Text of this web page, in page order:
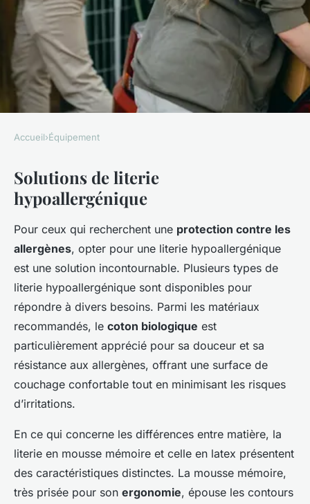
ÉQUIPEMENT
Literie pour personnes
allergiques : quelles solutions
?
Léon •25 mars 2025 • 4 min de lecture
Accueil›Équipement
Solutions de literie
hypoallergénique
Pour ceux qui recherchent une protection contre les
allergènes, opter pour une literie hypoallergénique
est une solution incontournable. Plusieurs types de
literie hypoallergénique sont disponibles pour
répondre à divers besoins. Parmi les matériaux
recommandés, le coton biologique est
particulièrement apprécié pour sa douceur et sa
résistance aux allergènes, offrant une surface de
couchage confortable tout en minimisant les risques
d’irritations.
En ce qui concerne les différences entre matière, la
literie en mousse mémoire et celle en latex présentent
des caractéristiques distinctes. La mousse mémoire,
très prisée pour son ergonomie, épouse les contours